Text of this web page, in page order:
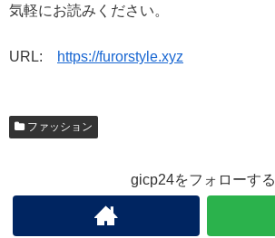
気軽にお読みください。
URL: https://furorstyle.xyz
ファッション
gicp24をフォローする